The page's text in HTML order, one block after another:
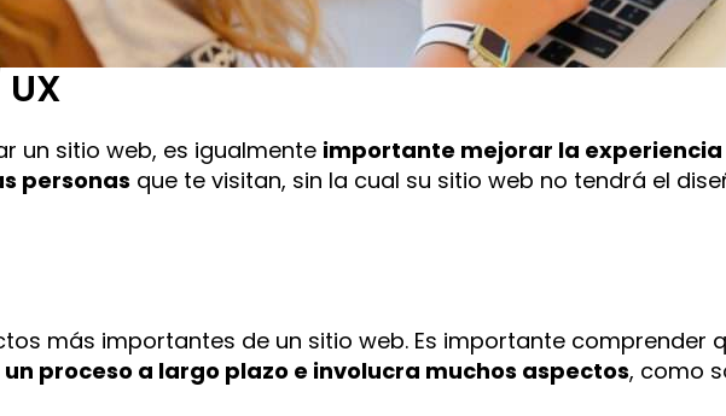
un sitio web, es igualmente importante mejorar la
personas que te visitan, sin la cual su sitio web no tendrá el
más importantes de un sitio web. Es importante comprender
proceso a largo plazo e involucra muchos aspectos, como